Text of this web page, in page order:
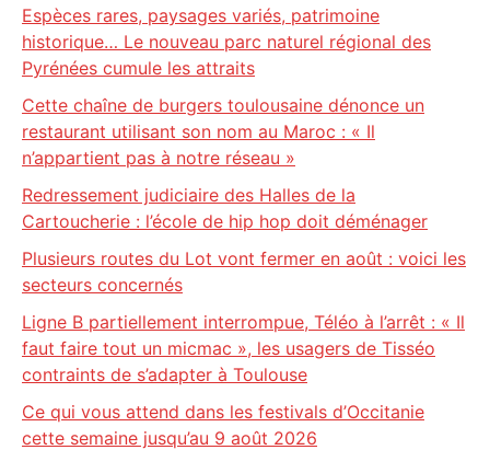
Espèces rares, paysages variés, patrimoine
historique… Le nouveau parc naturel régional des
Pyrénées cumule les attraits
Cette chaîne de burgers toulousaine dénonce un
restaurant utilisant son nom au Maroc : « Il
n’appartient pas à notre réseau »
Redressement judiciaire des Halles de la
Cartoucherie : l’école de hip hop doit déménager
Plusieurs routes du Lot vont fermer en août : voici les
secteurs concernés
Ligne B partiellement interrompue, Téléo à l’arrêt : « Il
faut faire tout un micmac », les usagers de Tisséo
contraints de s’adapter à Toulouse
Ce qui vous attend dans les festivals d’Occitanie
cette semaine jusqu’au 9 août 2026